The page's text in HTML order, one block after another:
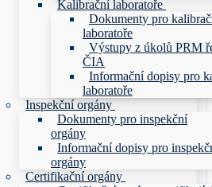
Kalibrační laboratoře
Dokumenty pro
laboratoře
Výstupy z úkolů PRM
ČIA
Informační dopisy pro
laboratoře
Inspekční orgány
Dokumenty pro inspekční
orgány
Informační dopisy pro
orgány
Certifikační orgány